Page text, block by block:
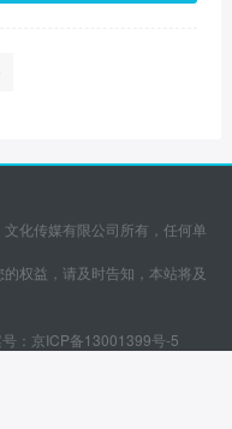
化传媒有限公司所有，任何单
权益，请及时告知，本站将及
： 京ICP备13001399号-5